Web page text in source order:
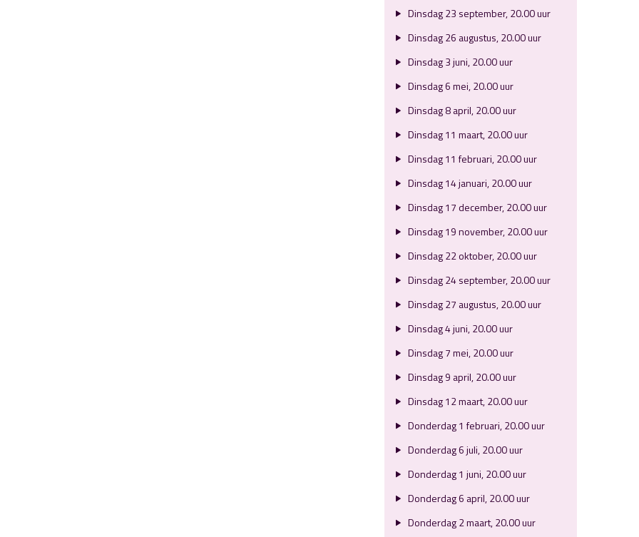
Dinsdag 23 september, 20.00 uur
Dinsdag 26 augustus, 20.00 uur
Dinsdag 3 juni, 20.00 uur
Dinsdag 6 mei, 20.00 uur
Dinsdag 8 april, 20.00 uur
Dinsdag 11 maart, 20.00 uur
Dinsdag 11 februari, 20.00 uur
Dinsdag 14 januari, 20.00 uur
Dinsdag 17 december, 20.00 uur
Dinsdag 19 november, 20.00 uur
Dinsdag 22 oktober, 20.00 uur
Dinsdag 24 september, 20.00 uur
Dinsdag 27 augustus, 20.00 uur
Dinsdag 4 juni, 20.00 uur
Dinsdag 7 mei, 20.00 uur
Dinsdag 9 april, 20.00 uur
Dinsdag 12 maart, 20.00 uur
Donderdag 1 februari, 20.00 uur
Donderdag 6 juli, 20.00 uur
Donderdag 1 juni, 20.00 uur
Donderdag 6 april, 20.00 uur
Donderdag 2 maart, 20.00 uur